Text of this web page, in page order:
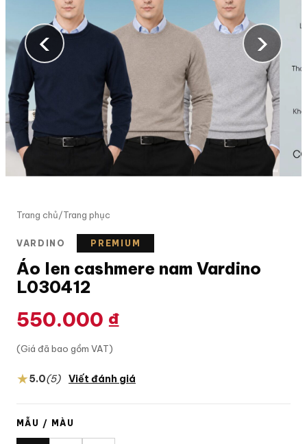
‹ ›
Trang chủ/Trang phục
VARDINO PREMIUM
Áo len cashmere nam Vardino
L030412
550.000 ₫
(Giá đã bao gồm VAT)
★5.0(5) Viết đánh giá
MẪU / MÀU